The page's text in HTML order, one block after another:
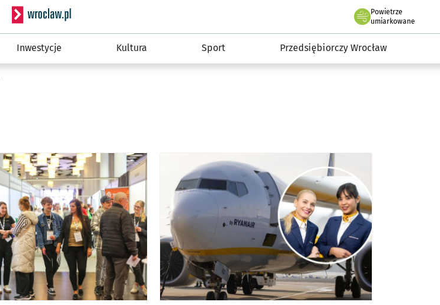
Serwis informacyjny wroclaw.pl
Powietrze
we Wrocławiu
umiarkowane
Inwestycje Kultura Sport Przedsiębiorczy Wrocław